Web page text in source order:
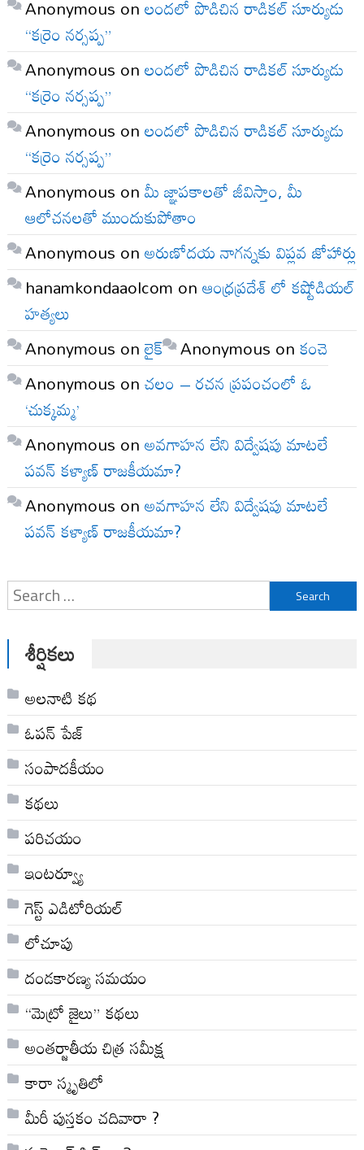
Anonymous onలందలో పొడిచిన రాడికల్ సూర్యుడు
“కర్రెం నర్సప్ప”
Anonymous onలందలో పొడిచిన రాడికల్ సూర్యుడు
“కర్రెం నర్సప్ప”
Anonymous onలందలో పొడిచిన రాడికల్ సూర్యుడు
“కర్రెం నర్సప్ప”
Anonymous onమీ జ్ఞాపకాలతో జీవిస్తాం, మీ
ఆలోచనలతో ముందుకుపోతాం
Anonymous onఅరుణోదయ నాగన్నకు విప్లవ జోహార్లు
hanamkondaaolcom onఆంధ్రప్రదేశ్ లో కష్టోడియల్
హత్యలు
Anonymous onలైక్ Anonymous onకంచె
Anonymous onచలం – రచన ప్రపంచంలో ఓ
‘చుక్కమ్మ’
Anonymous onఅవగాహన లేని విద్వేషపు మాటలే
పవన్ కళ్యాణ్ రాజకీయమా?
Anonymous onఅవగాహన లేని విద్వేషపు మాటలే
పవన్ కళ్యాణ్ రాజకీయమా?
Search
for:
శీర్షికలు
అల‌నాటి క‌థ‌
ఓపన్ పేజ్
సంపాదకీయం
కథలు
పరిచయం
ఇంటర్వ్యూ
గెస్ట్ ఎడిటోరియల్
లోచూపు
దండకారణ్య సమయం
“మెట్రో జైలు” కథలు
అంతర్జాతీయ చిత్ర సమీక్ష
కారా స్మృతిలో
మీరీ పుస్తకం చదివారా ?